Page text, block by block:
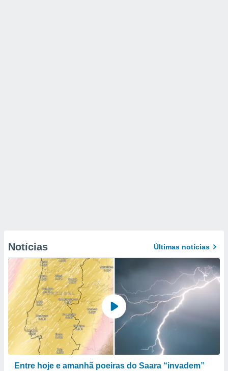
Notícias Últimas notícias
Entre hoje e amanhã poeiras do Saara “invadem”